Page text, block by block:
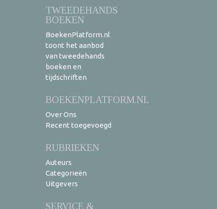
TWEEDEHANDS
BOEKEN
BoekenPlatform.nl
toont het aanbod
van tweedehands
boeken en
tijdschriften
BOEKENPLATFORM.NL
Over Ons
Recent toegevoegd
RUBRIEKEN
Auteurs
Categorieën
Uitgevers
SERVICE &